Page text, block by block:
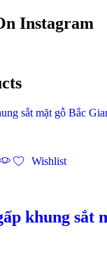
Instagram
Wishlist
khung sắt